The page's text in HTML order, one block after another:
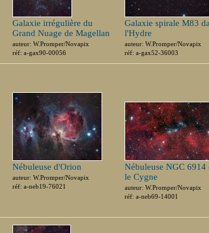
Galaxie irrégulière du
Grand Nuage de Magellan
auteur: W.Promper/Novapix
réf: a-gax90-00056
Galaxie spirale M83
l'Hydre
auteur: W.Promper/Novapix
réf: a-gax52-36003
Nébuleuse d'Orion
auteur: W.Promper/Novapix
réf: a-neb19-76021
Nébuleuse NGC 6914
le Cygne
auteur: W.Promper/Novapix
réf: a-neb69-14001